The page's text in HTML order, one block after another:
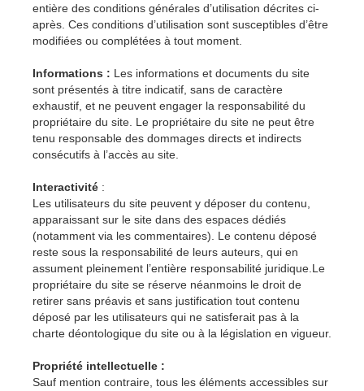
entière des conditions générales d’utilisation décrites ci-
après. Ces conditions d’utilisation sont susceptibles d’être
modifiées ou complétées à tout moment.
Informations : Les informations et documents du site
sont présentés à titre indicatif, sans de caractère
exhaustif, et ne peuvent engager la responsabilité du
propriétaire du site. Le propriétaire du site ne peut être
tenu responsable des dommages directs et indirects
consécutifs à l’accès au site.
Interactivité :
Les utilisateurs du site peuvent y déposer du contenu,
apparaissant sur le site dans des espaces dédiés
(notamment via les commentaires). Le contenu déposé
reste sous la responsabilité de leurs auteurs, qui en
assument pleinement l’entière responsabilité juridique.Le
propriétaire du site se réserve néanmoins le droit de
retirer sans préavis et sans justification tout contenu
déposé par les utilisateurs qui ne satisferait pas à la
charte déontologique du site ou à la législation en vigueur.
Propriété intellectuelle :
Sauf mention contraire, tous les éléments accessibles sur